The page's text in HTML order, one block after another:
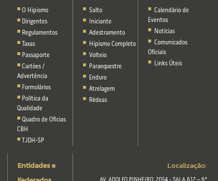
O Hipismo
Dirigentes
Regulamentos
Taxas
Passaporte
Cartões /
Advertência
Formulários
Política da
Qualidade
Quadro de Oficias
CBH
TJDH-SP
Salto
Iniciante
Adestramento
Hipismo Completo
Volteio
Paraequestre
Enduro
Atrelagem
Rédeas
Calendário de
Eventos
Notícias
Comunicados
Oficiais
Links Úteis
Entidades e
Localização: